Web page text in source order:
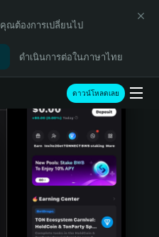
คุณต้องการเปลี่ยนไป
ดำเนินการต่อในภาษาไทย
ดาวน์โหลดเลย